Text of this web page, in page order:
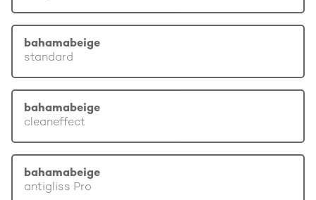
bahamabeige
standard
bahamabeige
cleaneffect
bahamabeige
antigliss Pro